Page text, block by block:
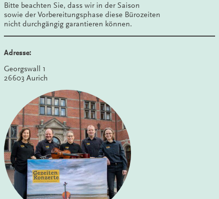
Bitte beachten Sie, dass wir in der Saison
sowie der Vorbereitungsphase diese Bürozeiten
nicht durchgängig garantieren können.
Adresse:
Georgswall 1
26603 Aurich